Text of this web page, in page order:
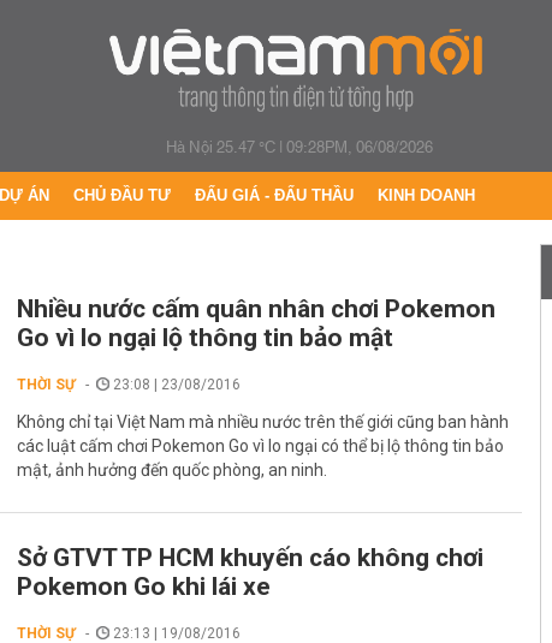
Hà Nội 25.47 °C|09:28PM, 06/08/2026
DỰ ÁN CHỦ ĐẦU TƯ ĐẤU GIÁ - ĐẤU THẦU KINH DOANH
Nhiều nước cấm quân nhân chơi Pokemon
Go vì lo ngại lộ thông tin bảo mật
THỜI SỰ 23:08 | 23/08/2016
Không chỉ tại Việt Nam mà nhiều nước trên thế giới cũng ban hành
các luật cấm chơi Pokemon Go vì lo ngại có thể bị lộ thông tin bảo
mật, ảnh hưởng đến quốc phòng, an ninh.
Sở GTVT TP HCM khuyến cáo không chơi
Pokemon Go khi lái xe
THỜI SỰ 23:13 | 19/08/2016